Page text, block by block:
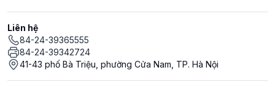
Liên hệ
84-24-39365555
84-24-39342724
41-43 phố Bà Triệu, phường Cửa Nam, TP. Hà Nội